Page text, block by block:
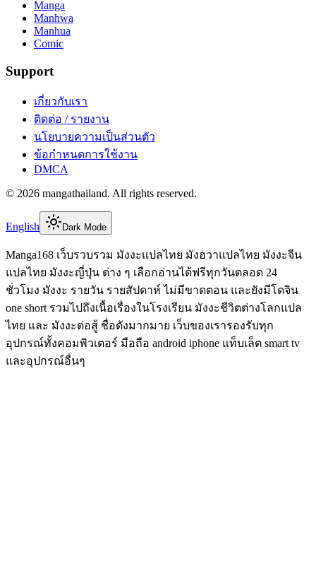
Manga
Manhwa
Manhua
Comic
Support
เกี่ยวกับเรา
ติดต่อ / รายงาน
นโยบายความเป็นส่วนตัว
ข้อกำหนดการใช้งาน
DMCA
© 2026 mangathailand. All rights reserved.
English Dark Mode
Manga168 เว็บรวบรวม มังงะแปลไทย มังฮวาแปลไทย มังงะจีน
แปลไทย มังงะญี่ปุ่น ต่าง ๆ เลือกอ่านได้ฟรีทุกวันตลอด 24
ชั่วโมง มังงะ รายวัน รายสัปดาห์ ไม่มีขาดตอน และยังมีโดจิน
one short รวมไปถึงเนื้อเรื่องในโรงเรียน มังงะชีวิตต่างโลกแปล
ไทย และ มังงะต่อสู้ ชื่อดังมากมาย เว็บของเรารองรับทุก
อุปกรณ์ทั้งคอมพิวเตอร์ มือถือ android iphone แท็บเล็ต smart tv
และอุปกรณ์อื่นๆ